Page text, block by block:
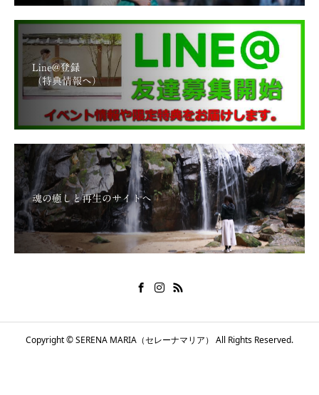
Line@登録
（特典情報へ）
魂の癒しと再生のサイトへ
Copyright © SERENA MARIA（セレーナマリア） All Rights Reserved.
メールで問い合わせる